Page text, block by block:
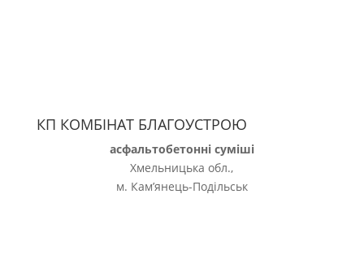
КП КОМБІНАТ БЛАГОУСТРОЮ
асфальтобетонні суміші
Хмельницька обл.,
м. Кам’янець-Подільськ